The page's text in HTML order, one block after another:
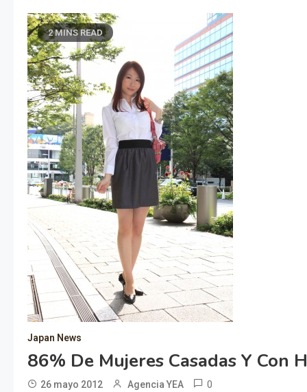
2 MINS READ
Japan News
86% De Mujeres Casadas Y Con
26 mayo 2012 Agencia YEA 0